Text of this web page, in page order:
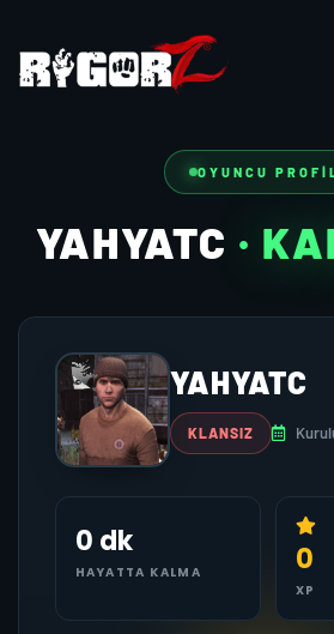
OYUNCU
YAHYATC ·
YAHYATC
KLANSIZ
0 dk
HAYATTA KALMA 0
XP